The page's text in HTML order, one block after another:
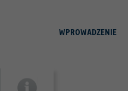
WPROWADZENIE